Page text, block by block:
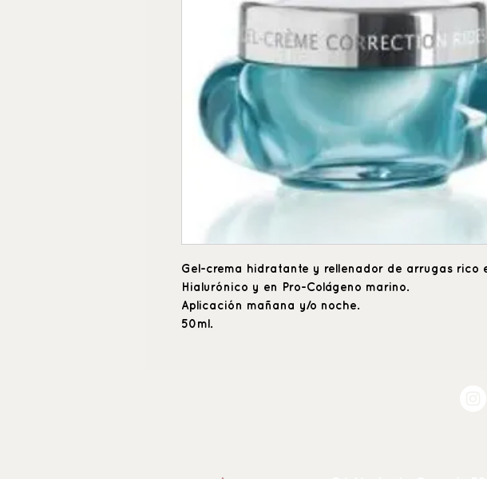
Gel-crema hidratante y rellenador de arrugas rico
Hialurónico y en Pro-Colágeno marino.
Aplicación mañana y/o noche.
50ml.